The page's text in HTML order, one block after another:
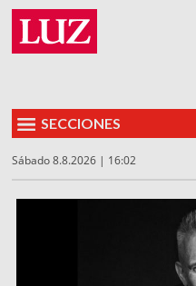
SECCIONES
Sábado 8.8.2026 | 16:02